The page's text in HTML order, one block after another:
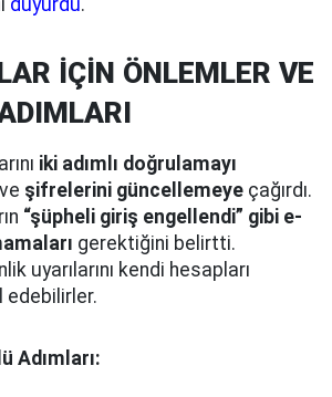
duyurdu.
İÇİN ÖNLEMLER VE
iki adımlı doğrulamayı
ve şifrelerini güncellemeye çağırdı.
“şüpheli giriş engellendi” gibi e-
gerektiğini belirtti.
uyarılarını kendi hesapları
edebilirler.
Adımları: